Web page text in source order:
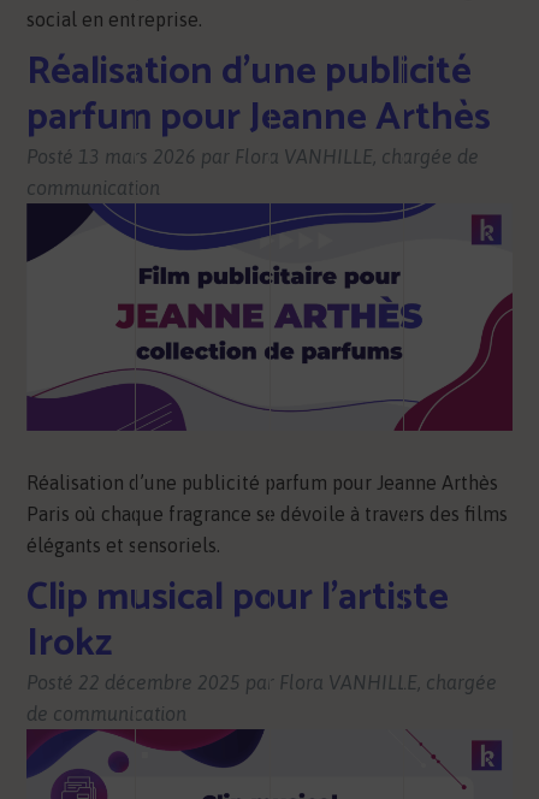
social en entreprise.
Réalisation d’une publicité
parfum pour Jeanne Arthès
Posté 13 mars 2026 par Flora VANHILLE, chargée de
communication
Réalisation d’une publicité parfum pour Jeanne Arthès
Paris où chaque fragrance se dévoile à travers des films
élégants et sensoriels.
Clip musical pour l’artiste
Irokz
Posté 22 décembre 2025 par Flora VANHILLE, chargée
de communication